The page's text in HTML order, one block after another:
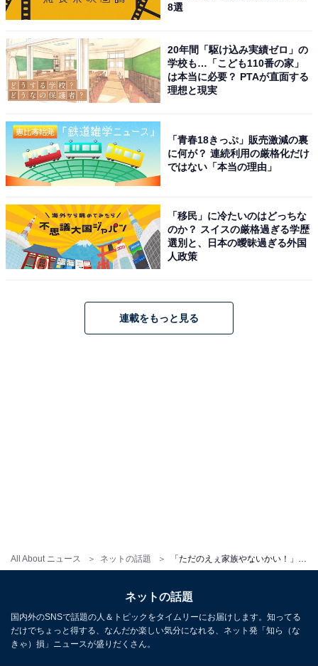
All About ニュース ネットの話題
8選
20年間「駆け込み実績ゼロ」の
学校も…「こども110番の家」
は本当に必要？ PTAが直面する
理想と現実
「青春18きっぷ」販売激減の裏
に何が？ 連続利用の厳格化だけ
ではない「本当の理由」
「移民」に冷たいのはどっちな
のか？ スイスの厳格過ぎる学歴
選別と、日本の曖昧過ぎる外国
人政策
連載をもっと見る
ネットの話題
国内外のSNSで話題の人＆トピックをタイムリーにお届けします。知ってる
だけでちょっと得する、なんだか楽しい気分になれる、ネット発「知ら（な
きゃ）損」ニュースが盛りだくさん。